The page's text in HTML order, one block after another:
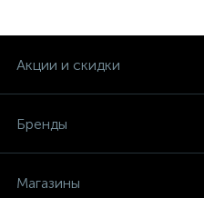
Акции и скидки
Бренды
Магазины